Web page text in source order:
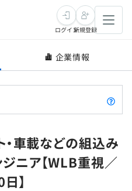
ログイン新規登録
企業情報
・車載などの組込み
ニア【WLB重視／
】